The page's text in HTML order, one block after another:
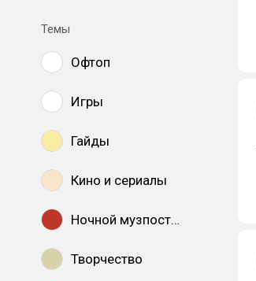
Темы
Офтоп
Игры
Гайды
Кино и сериалы
Ночной музпостинг
Творчество